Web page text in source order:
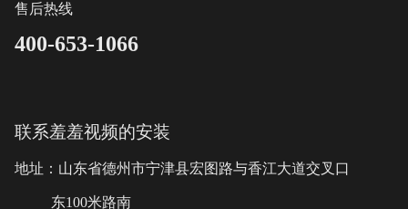
售后热线
400-653-1066
联系羞羞视频的安装
地址：山东省德州市宁津县宏图路与香江大道交叉口
东100米路南